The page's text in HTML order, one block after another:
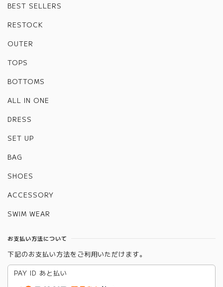
BEST SELLERS
RESTOCK
OUTER
TOPS
BOTTOMS
ALL IN ONE
DRESS
SET UP
BAG
SHOES
ACCESSORY
SWIM WEAR
お支払い方法について
下記のお支払い方法をご利用いただけます。
PAY ID あと払い